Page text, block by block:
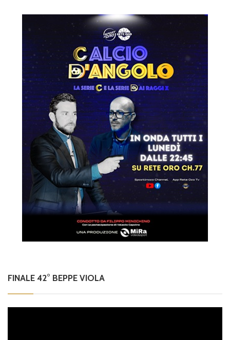
FINALE 42° BEPPE VIOLA